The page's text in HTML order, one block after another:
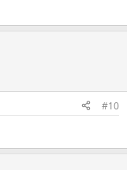
#10